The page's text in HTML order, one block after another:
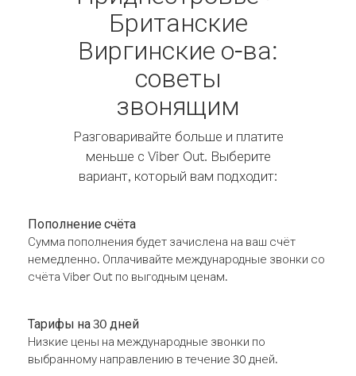
Британские
Виргинские о-ва:
советы
звонящим
Разговаривайте больше и платите
меньше с Viber Out. Выберите
вариант, который вам подходит:
Пополнение счёта
Сумма пополнения будет зачислена на ваш счёт
немедленно. Оплачивайте международные звонки со
счёта Viber Out по выгодным ценам.
Тарифы на 30 дней
Низкие цены на международные звонки по
выбранному направлению в течение 30 дней.